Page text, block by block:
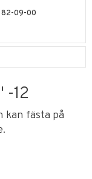
09-00
-12
kan fästa på